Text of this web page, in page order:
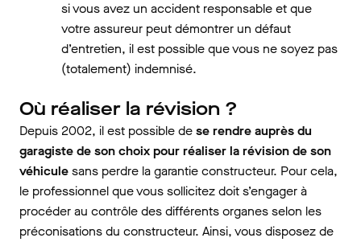
si vous avez un accident responsable et que
votre assureur peut démontrer un défaut
d’entretien, il est possible que vous ne soyez pas
(totalement) indemnisé.
Où réaliser la révision ?
Depuis 2002, il est possible dese rendre auprès du
garagiste de son choix pour réaliser la révision de son
véhiculesans perdre la garantie constructeur. Pour cela,
le professionnel que vous sollicitez doit s’engager à
procéder au contrôle des différents organes selon les
préconisations du constructeur. Ainsi, vous disposez de